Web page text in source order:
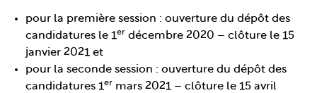
pour la première session : ouverture du dépôt des
candidatures le 1er décembre 2020 – clôture le 15
janvier 2021 et
pour la seconde session : ouverture du dépôt des
candidatures 1er mars 2021 – clôture le 15 avril